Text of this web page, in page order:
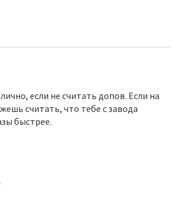
если не считать допов. Если на
считать, что тебе с завода
быстрее.